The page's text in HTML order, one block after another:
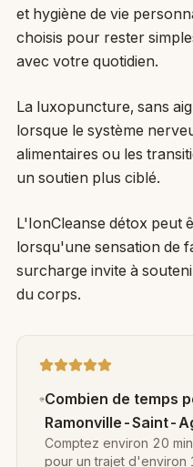
et hygiène de vie
choisis pour rester
avec votre quotidien.
La luxopuncture, sans
lorsque le système
alimentaires ou les
un soutien plus ciblé.
L'IonCleanse détox peut
lorsqu'une sensation de
surcharge invite à
du corps.
Combien de temps
Ramonville-Saint-
Comptez environ 20
pour un trajet d'environ